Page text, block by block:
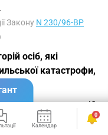
Закону N 230/96-ВР
осіб, які
катастрофи,
і компенсацій
які постраждали
Календар Сервіси
0